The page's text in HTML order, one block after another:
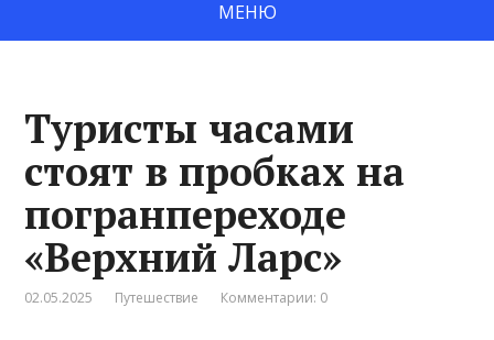
МЕНЮ
Туристы часами
стоят в пробках на
погранпереходе
«Верхний Ларс»
02.05.2025 Путешествие Комментарии: 0